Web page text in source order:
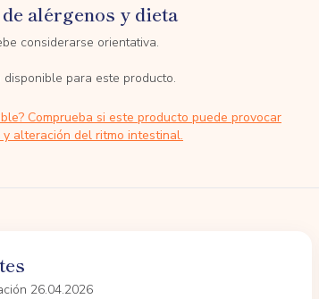
alérgenos y dieta
considerarse orientativa.
disponible para este producto.
Comprueba si este producto puede provocar
alteración del ritmo intestinal.
26.04.2026